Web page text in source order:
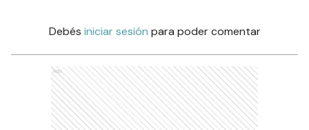
Debés iniciar sesión para poder comentar
Ads